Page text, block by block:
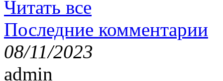
Читать все
Последние комментарии
08/11/2023
admin